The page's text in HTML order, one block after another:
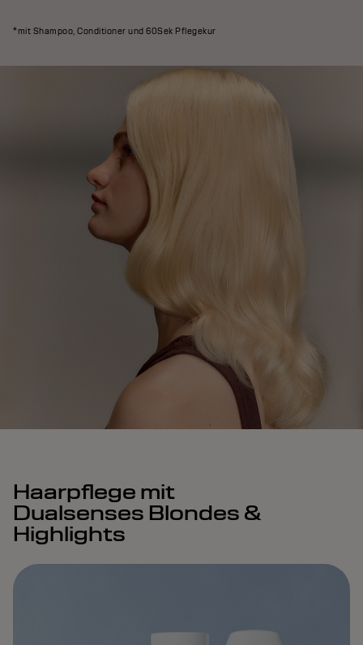
*mit Shampoo, Conditioner und 60Sek Pflegekur
Haarpflege mit
Dualsenses Blondes &
Highlights